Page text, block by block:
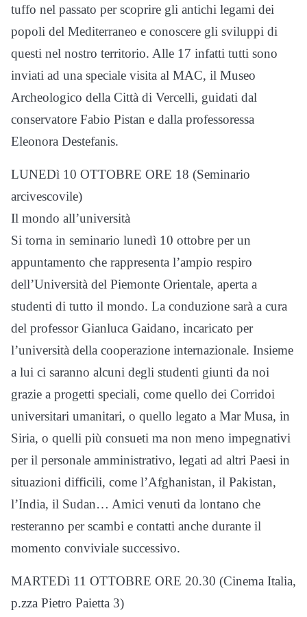
tuffo nel passato per scoprire gli antichi legami dei
popoli del Mediterraneo e conoscere gli sviluppi di
questi nel nostro territorio. Alle 17 infatti tutti sono
inviati ad una speciale visita al MAC, il Museo
Archeologico della Città di Vercelli, guidati dal
conservatore Fabio Pistan e dalla professoressa
Eleonora Destefanis.
LUNEDì 10 OTTOBRE ORE 18 (Seminario
arcivescovile)
Il mondo all’università
Si torna in seminario lunedì 10 ottobre per un
appuntamento che rappresenta l’ampio respiro
dell’Università del Piemonte Orientale, aperta a
studenti di tutto il mondo. La conduzione sarà a cura
del professor Gianluca Gaidano, incaricato per
l’università della cooperazione internazionale. Insieme
a lui ci saranno alcuni degli studenti giunti da noi
grazie a progetti speciali, come quello dei Corridoi
universitari umanitari, o quello legato a Mar Musa, in
Siria, o quelli più consueti ma non meno impegnativi
per il personale amministrativo, legati ad altri Paesi in
situazioni difficili, come l’Afghanistan, il Pakistan,
l’India, il Sudan… Amici venuti da lontano che
resteranno per scambi e contatti anche durante il
momento conviviale successivo.
MARTEDì 11 OTTOBRE ORE 20.30 (Cinema Italia,
p.zza Pietro Paietta 3)